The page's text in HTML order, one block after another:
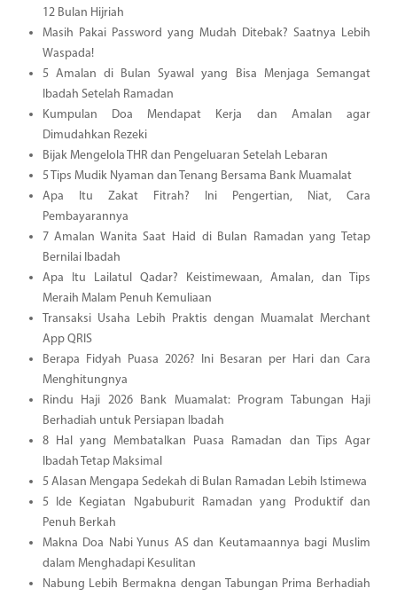
12 Bulan Hijriah
Masih Pakai Password yang Mudah Ditebak? Saatnya Lebih
Waspada!
5 Amalan di Bulan Syawal yang Bisa Menjaga Semangat
Ibadah Setelah Ramadan
Kumpulan Doa Mendapat Kerja dan Amalan agar
Dimudahkan Rezeki
Bijak Mengelola THR dan Pengeluaran Setelah Lebaran
5 Tips Mudik Nyaman dan Tenang Bersama Bank Muamalat
Apa Itu Zakat Fitrah? Ini Pengertian, Niat, Cara
Pembayarannya
7 Amalan Wanita Saat Haid di Bulan Ramadan yang Tetap
Bernilai Ibadah
Apa Itu Lailatul Qadar? Keistimewaan, Amalan, dan Tips
Meraih Malam Penuh Kemuliaan
Transaksi Usaha Lebih Praktis dengan Muamalat Merchant
App QRIS
Berapa Fidyah Puasa 2026? Ini Besaran per Hari dan Cara
Menghitungnya
Rindu Haji 2026 Bank Muamalat: Program Tabungan Haji
Berhadiah untuk Persiapan Ibadah
8 Hal yang Membatalkan Puasa Ramadan dan Tips Agar
Ibadah Tetap Maksimal
5 Alasan Mengapa Sedekah di Bulan Ramadan Lebih Istimewa
5 Ide Kegiatan Ngabuburit Ramadan yang Produktif dan
Penuh Berkah
Makna Doa Nabi Yunus AS dan Keutamaannya bagi Muslim
dalam Menghadapi Kesulitan
Nabung Lebih Bermakna dengan Tabungan Prima Berhadiah